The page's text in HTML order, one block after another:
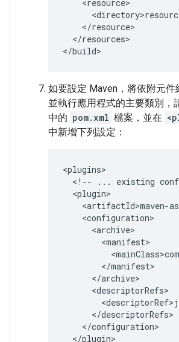
</resources>
如要設定 Maven，將依附元件
並執行應用程式的主要類別，
中的 pom.xml 檔案，並在
中新增下列設定：
<!--
... existing
</plugin>